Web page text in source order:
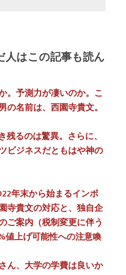
人はこの記事も読ん
。予測力が凄いのか。こ
の名前は、西園寺貴文。
残るのは驚異。さらに、
ビジネスだともはや神の
年末から始まるインボ
寺貴文の対応と、独自企
ご案内（税制変更に伴う
値上げ可能性への注意喚
ん、大学の学費は良いか